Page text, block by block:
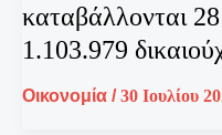
καταβάλλονται
1.103.979
Οικονομία /30 Ιουλίου